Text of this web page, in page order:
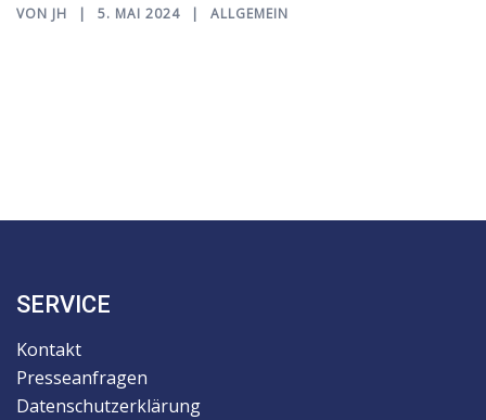
VON JH 5. MAI 2024 ALLGEMEIN
SERVICE
Kontakt
Presseanfragen
Datenschutzerklärung